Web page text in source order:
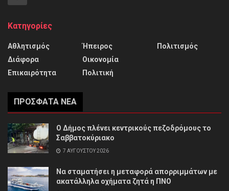
Κατηγορίες
Αθλητισμός
Διάφορα
Επικαιρότητα
Ήπειρος
Οικονομία
Πολιτική
Πολιτισμός
ΠΡΌΣΦΑΤΑ ΝΈΑ
Ο Δήμος πλένει κεντρικούς πεζοδρόμους το
Σαββατοκύριακο
7 ΑΥΓΟΎΣΤΟΥ 2026
Να σταματήσει η μεταφορά απορριμμάτων με
ακατάλληλα οχήματα ζητά η ΠΝΟ